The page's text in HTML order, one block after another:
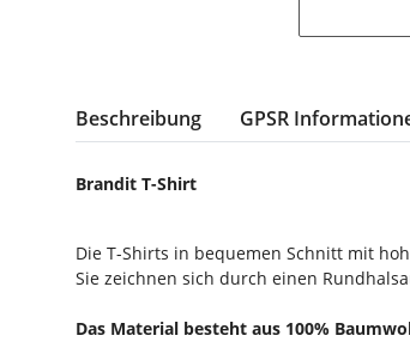
weitere Registerkarten anzeigen
Beschreibung GPSR
Brandit T-Shirt
Die T-Shirts in bequemen Schnitt mit
Sie zeichnen sich durch einen
Das Material besteht aus 100%